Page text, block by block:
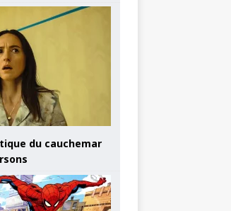
du cauchemar